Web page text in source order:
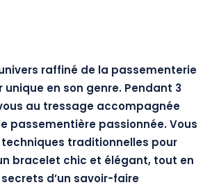
raffiné de la passementerie
en son genre. Pendant 3
au tressage accompagnée
passementière passionnée. Vous
traditionnelles pour
bracelet chic et élégant, tout en
d’un savoir-faire